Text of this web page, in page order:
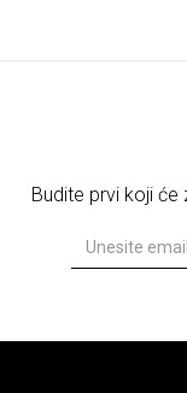
Budite prvi koji